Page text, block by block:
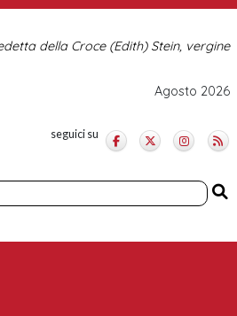
della Croce (Edith) Stein, vergine
Agosto 2026
seguici su